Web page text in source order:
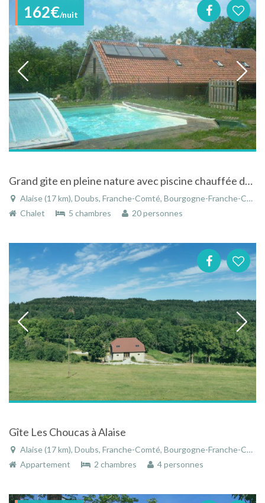
162€/nuit
Grand gite en pleine nature avec piscine chauffée dans le Doubs
Alaise (17 km), Doubs, Franche-Comté, Bourgogne-Franche-Comté, France
Chalet
5 chambres 20 personnes
Gîte Les Choucas à Alaise
Alaise (17 km), Doubs, Franche-Comté, Bourgogne-Franche-Comté, France
Appartement
2 chambres 4 personnes